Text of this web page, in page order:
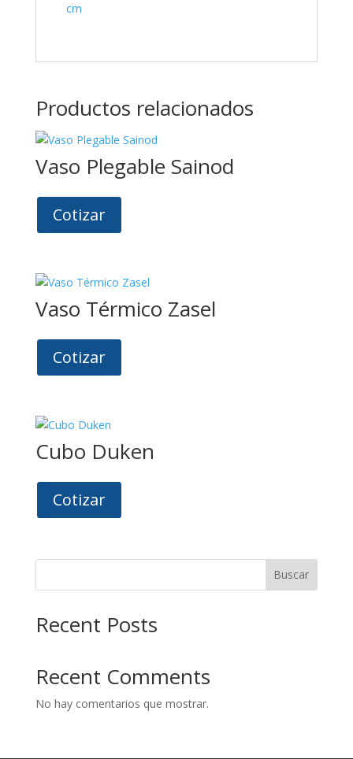
cm
Productos relacionados
Vaso Plegable Sainod
Cotizar
Vaso Térmico Zasel
Cotizar
Cubo Duken
Cotizar
Buscar
Recent Posts
Recent Comments
No hay comentarios que mostrar.